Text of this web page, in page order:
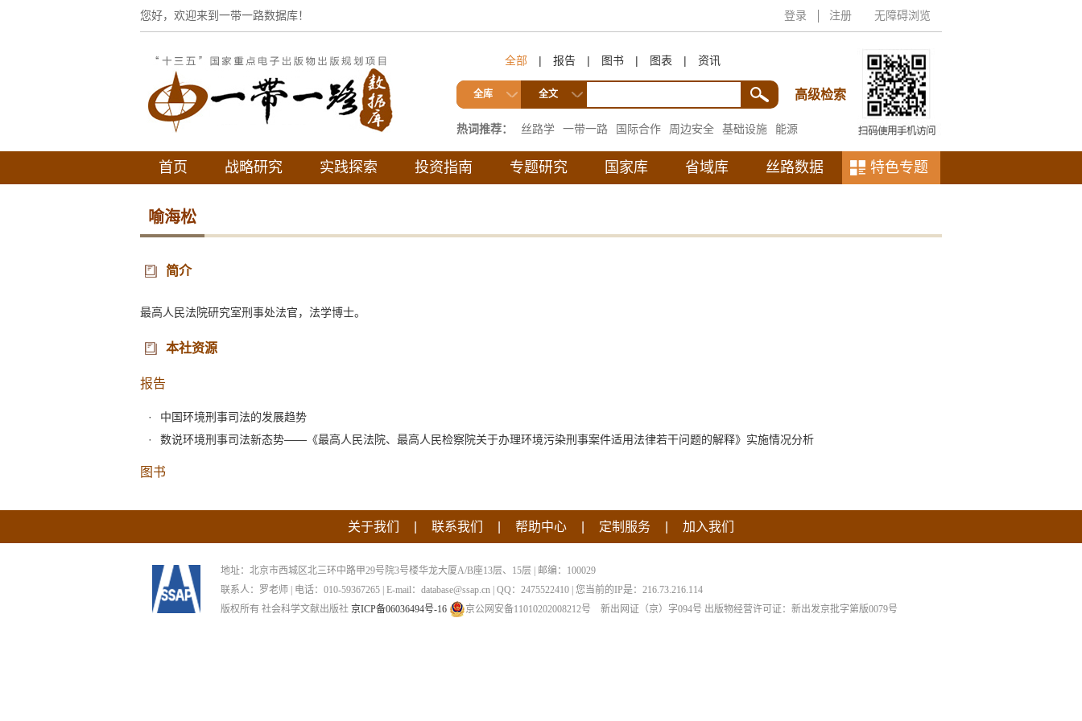
登录 注册 无障碍浏览
您好，欢迎来到一带一路数据库！
全部 | 报告 | 图书 | 图表 | 资讯
全库 全文 高级检索
热词推荐： 丝路学 一带一路 国际合作 周边安全 基础设施
能源
互联互通
首页 战略研究 实践探索 投资指南 专题研究 国家库 省域库 丝路数据 特色专题
喻海松
简介
最高人民法院研究室刑事处法官，法学博士。
本社资源
报告
中国环境刑事司法的发展趋势
数说环境刑事司法新态势——《最高人民法院、最高人民检察院关于办理环境污染刑事案件适用法律若干问题的解释》实施情况分析
图书
关于我们 联系我们 帮助中心 定制服务 加入我们
地址：北京市西城区北三环中路甲29号院3号楼华龙大厦A/B座13层、15层 | 邮编：100029
联系人：罗老师 | 电话：010-59367265 | E-mail：database@ssap.cn | QQ：2475522410 | 您当前的IP是： 216.73.216.114
版权所有 社会科学文献出版社 京ICP备06036494号-16 京公网安备11010202008212号 新出网证（京）字094号 出版物经营许可证：新出发京批字第版0079号